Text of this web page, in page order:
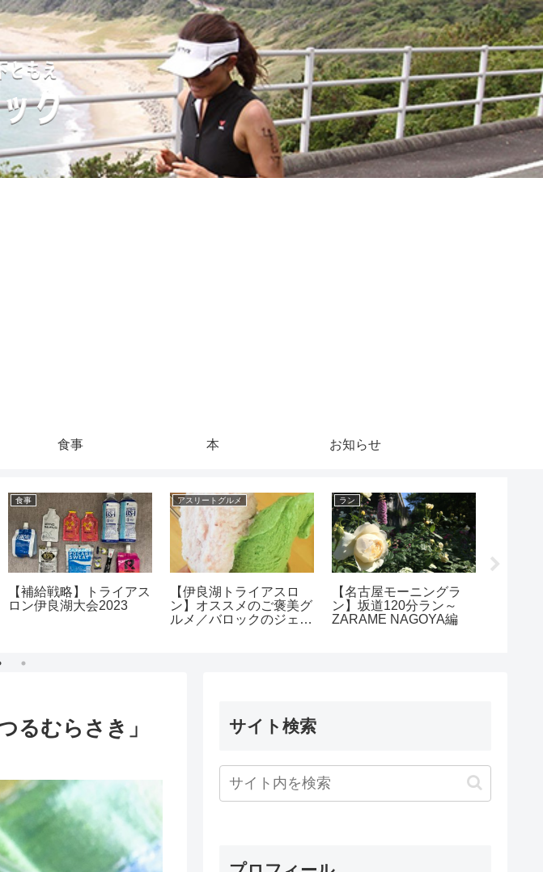
食事 本 お知らせ
食事
【補給戦略】トライアス
ロン伊良湖大会2023
アスリートグルメ
【伊良湖トライアスロ
ン】オススメのご褒美グ
ルメ／バロックのジェラ
ラン
【名古屋モーニングラ
ン】坂道120分ラン～
ZARAME NAGOYA編
るむらさき」
サイト検索